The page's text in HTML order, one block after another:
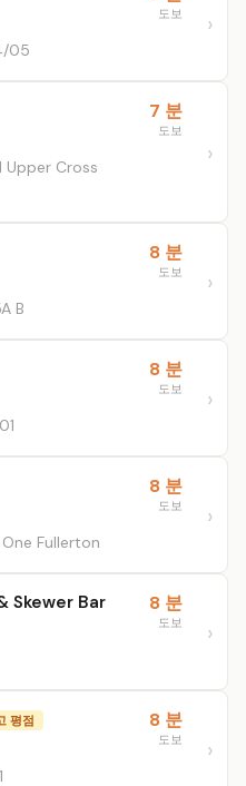
05
도보
Upper Cross
7 분
도보
B
8 분
도보
8 분
도보
Fullerton
8 분
도보
Skewer Bar 8 분
도보
평점 8 분
도보